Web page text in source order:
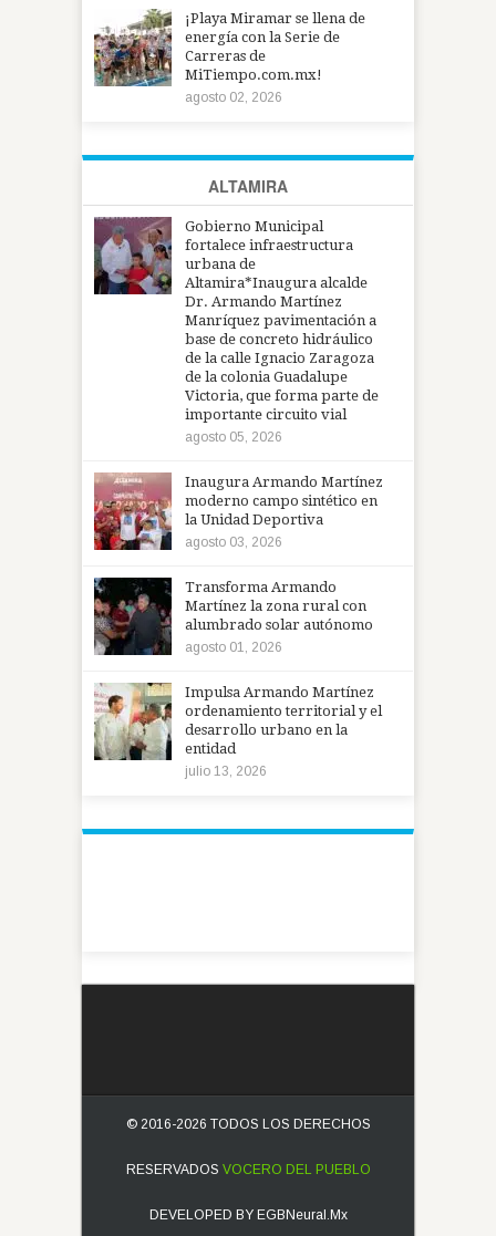
¡Playa Miramar se llena de
energía con la Serie de
Carreras de
MiTiempo.com.mx!
agosto 02, 2026
ALTAMIRA
Gobierno Municipal
fortalece infraestructura
urbana de
Altamira*Inaugura alcalde
Dr. Armando Martínez
Manríquez pavimentación a
base de concreto hidráulico
de la calle Ignacio Zaragoza
de la colonia Guadalupe
Victoria, que forma parte de
importante circuito vial
agosto 05, 2026
Inaugura Armando Martínez
moderno campo sintético en
la Unidad Deportiva
agosto 03, 2026
Transforma Armando
Martínez la zona rural con
alumbrado solar autónomo
agosto 01, 2026
Impulsa Armando Martínez
ordenamiento territorial y el
desarrollo urbano en la
entidad
julio 13, 2026
© 2016-2026 TODOS LOS DERECHOS
RESERVADOS VOCERO DEL PUEBLO
DEVELOPED BY EGBNeural.Mx